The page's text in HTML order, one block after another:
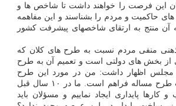
این فرصت را خواهند داشت تا شاخص ها و
های حاکمیت و مردم را بشناسند و این مفاهمه
آن منتج به ارتقای شاخصهای پیشرفت کشور
منفی مردم نسبت به طرح های کلان که
بخش های دولتی است و تعمیم آن به طرح
اظهار داشت: من در مورد این طرح
نگران نیستم. فرصت طرح مساله فراهم است. ما در ۱۰ سال قبل
کارها پایداری ایجاد نماییم و مسؤلان باید